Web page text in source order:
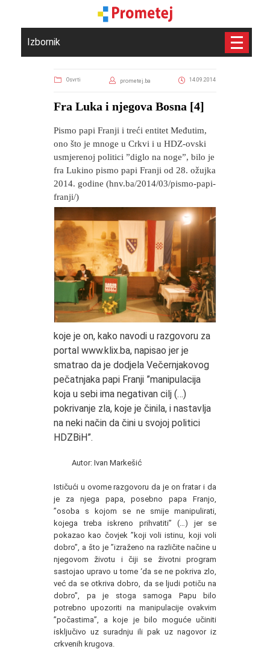
Izbornik
Osvrti prometej.ba 14.09.2014
Fra Luka i njegova Bosna [4]
Pismo papi Franji i treći entitet Međutim,
ono što je mnoge u Crkvi i u HDZ-ovski
usmjerenoj politici ”diglo na noge”, bilo je
fra Lukino pismo papi Franji od 28. ožujka
2014. godine (hnv.ba/2014/03/pismo-papi-
franji/)
koje je on, kako navodi u razgovoru za
portal www.klix.ba, napisao jer je
smatrao da je dodjela Večernjakovog
pečatnjaka papi Franji ”manipulacija
koja u sebi ima negativan cilj (…)
pokrivanje zla, koje je činila, i nastavlja
na neki način da čini u svojoj politici
HDZBiH”.
Autor: Ivan Markešić
Ističući u ovome razgovoru da je on fratar i da
je za njega papa, posebno papa Franjo,
”osoba s kojom se ne smije manipulirati,
kojega treba iskreno prihvatiti” (…) jer se
pokazao kao čovjek ”koji voli istinu, koji voli
dobro”, a što je ”izraženo na različite načine u
njegovom životu i čiji se životni program
sastojao upravo u tome ‘da se ne pokriva zlo,
već da se otkriva dobro, da se ljudi potiču na
dobro”, pa je stoga samoga Papu bilo
potrebno upozoriti na manipulacije ovakvim
”počastima”, a koje je bilo moguće učiniti
isključivo uz suradnju ili pak uz nagovor iz
crkvenih krugova.